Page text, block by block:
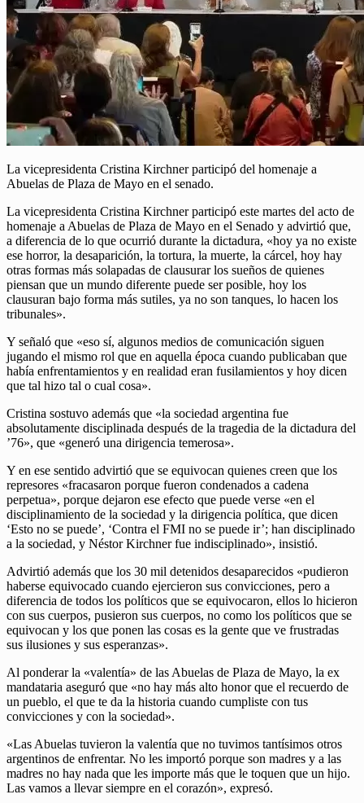
La vicepresidenta Cristina Kirchner participó del homenaje a
Abuelas de Plaza de Mayo en el senado.
La vicepresidenta Cristina Kirchner participó este martes del acto de
homenaje a Abuelas de Plaza de Mayo en el Senado y advirtió que,
a diferencia de lo que ocurrió durante la dictadura, «hoy ya no existe
ese horror, la desaparición, la tortura, la muerte, la cárcel, hoy hay
otras formas más solapadas de clausurar los sueños de quienes
piensan que un mundo diferente puede ser posible, hoy los
clausuran bajo forma más sutiles, ya no son tanques, lo hacen los
tribunales».
Y señaló que «eso sí, algunos medios de comunicación siguen
jugando el mismo rol que en aquella época cuando publicaban que
había enfrentamientos y en realidad eran fusilamientos y hoy dicen
que tal hizo tal o cual cosa».
Cristina sostuvo además que «la sociedad argentina fue
absolutamente disciplinada después de la tragedia de la dictadura del
’76», que «generó una dirigencia temerosa».
Y en ese sentido advirtió que se equivocan quienes creen que los
represores «fracasaron porque fueron condenados a cadena
perpetua», porque dejaron ese efecto que puede verse «en el
disciplinamiento de la sociedad y la dirigencia política, que dicen
‘Esto no se puede’, ‘Contra el FMI no se puede ir’; han disciplinado
a la sociedad, y Néstor Kirchner fue indisciplinado», insistió.
Advirtió además que los 30 mil detenidos desaparecidos «pudieron
haberse equivocado cuando ejercieron sus convicciones, pero a
diferencia de todos los políticos que se equivocaron, ellos lo hicieron
con sus cuerpos, pusieron sus cuerpos, no como los políticos que se
equivocan y los que ponen las cosas es la gente que ve frustradas
sus ilusiones y sus esperanzas».
Al ponderar la «valentía» de las Abuelas de Plaza de Mayo, la ex
mandataria aseguró que «no hay más alto honor que el recuerdo de
un pueblo, el que te da la historia cuando cumpliste con tus
convicciones y con la sociedad».
«Las Abuelas tuvieron la valentía que no tuvimos tantísimos otros
argentinos de enfrentar. No les importó porque son madres y a las
madres no hay nada que les importe más que le toquen que un hijo.
Las vamos a llevar siempre en el corazón», expresó.